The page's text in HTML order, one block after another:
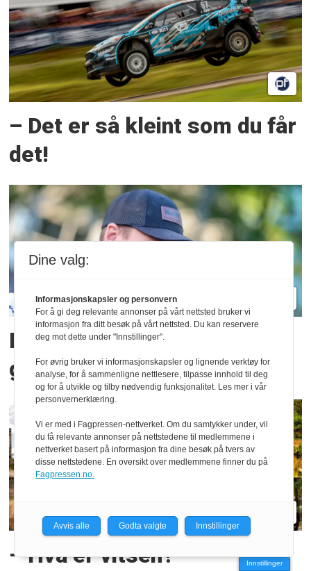
– Det er så kleint som du får
det!
Mener Haugers plass på
griden er i fare
– Hva er vitsen? Innstillinger
Dine valg:
Informasjonskapsler og personvern
For å gi deg relevante annonser på vårt nettsted bruker vi
informasjon fra ditt besøk på vårt nettsted. Du kan reservere
deg mot dette under "Innstillinger".
For øvrig bruker vi informasjonskapsler og lignende verktøy for
analyse, for å sammenligne nettlesere, tilpasse innhold til deg
og for å utvikle og tilby nødvendig funksjonalitet. Les mer i vår
personvernerklæring.
Vi er med i Fagpressen-nettverket. Om du samtykker under, vil
du få relevante annonser på nettstedene til medlemmene i
nettverket basert på informasjon fra dine besøk på tvers av
disse nettstedene. En oversikt over medlemmene finner du på
Fagpressen.no.
Avvis alle Godta valgte Innstillinger